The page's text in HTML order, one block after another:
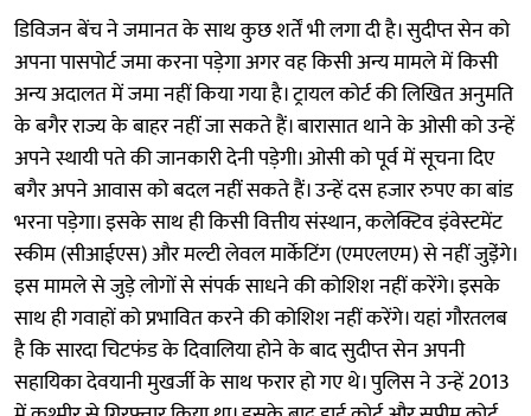
डिविजन बेंच ने जमानत के साथ कुछ शर्तें भी लगा दी है। सुदीप्त सेन को
अपना पासपोर्ट जमा करना पड़ेगा अगर वह किसी अन्य मामले में किसी
अन्य अदालत में जमा नहीं किया गया है। ट्रायल कोर्ट की लिखित अनुमति
के बगैर राज्य के बाहर नहीं जा सकते हैं। बारासात थाने के ओसी को उन्हें
अपने स्थायी पते की जानकारी देनी पड़ेगी। ओसी को पूर्व में सूचना दिए
बगैर अपने आवास को बदल नहीं सकते हैं। उन्हें दस हजार रुपए का बांड
भरना पड़ेगा। इसके साथ ही किसी वित्तीय संस्थान, कलेक्टिव इंवेस्टमेंट
स्कीम (सीआईएस) और मल्टी लेवल मार्केटिंग (एमएलएम) से नहीं जुडे़ंगे।
इस मामले से जुड़े लोगों से संपर्क साधने की कोशिश नहीं करेंगे। इसके
साथ ही गवाहों को प्रभावित करने की कोशिश नहीं करेंगे। यहां गौरतलब
है कि सारदा चिटफंड के दिवालिया होने के बाद सुदीप्त सेन अपनी
सहायिका देवयानी मुखर्जी के साथ फरार हो गए थे। पुलिस ने उन्हें 2013